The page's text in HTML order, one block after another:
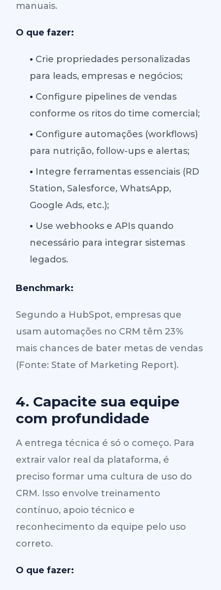
manuais.
O que fazer:
• Crie propriedades personalizadas
para leads, empresas e negócios;
• Configure pipelines de vendas
conforme os ritos do time comercial;
• Configure automações (workflows)
para nutrição, follow-ups e alertas;
• Integre ferramentas essenciais (RD
Station, Salesforce, WhatsApp,
Google Ads, etc.);
• Use webhooks e APIs quando
necessário para integrar sistemas
legados.
Benchmark:
Segundo a HubSpot, empresas que
usam automações no CRM têm 23%
mais chances de bater metas de vendas
(Fonte: State of Marketing Report).
4. Capacite sua equipe
com profundidade
A entrega técnica é só o começo. Para
extrair valor real da plataforma, é
preciso formar uma cultura de uso do
CRM. Isso envolve treinamento
contínuo, apoio técnico e
reconhecimento da equipe pelo uso
correto.
O que fazer: